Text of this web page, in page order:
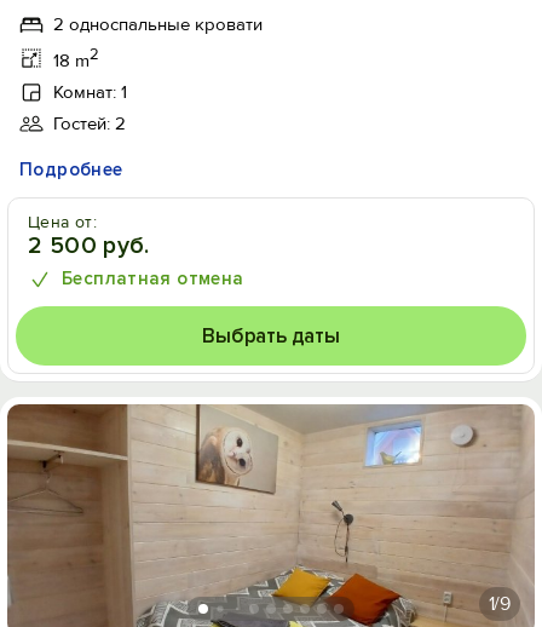
2 односпальные кровати
18 m2
Комнат: 1
Гостей: 2
Подробнее
Цена от:
2 500 руб.
Бесплатная отмена
Выбрать даты
1/9